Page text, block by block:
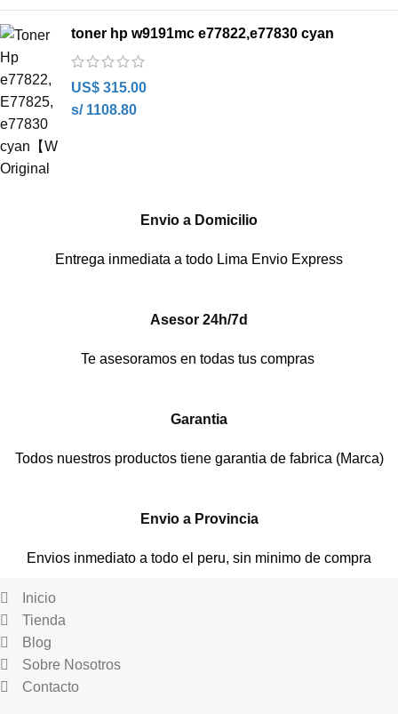
toner hp w9191mc e77822,e77830 cyan
US$ 315.00
s/ 1108.80
Envio a Domicilio
Entrega inmediata a todo Lima Envio Express
Asesor 24h/7d
Te asesoramos en todas tus compras
Garantia
Todos nuestros productos tiene garantia de fabrica (Marca)
Envio a Provincia
Envios inmediato a todo el peru, sin minimo de compra
Inicio
Tienda
Blog
Sobre Nosotros
Contacto